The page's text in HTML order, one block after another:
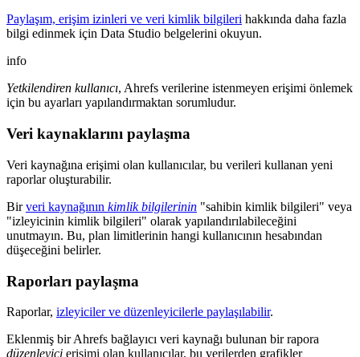
Paylaşım, erişim izinleri ve veri kimlik bilgileri hakkında daha fazla
bilgi edinmek için Data Studio belgelerini okuyun.
info
Yetkilendiren kullanıcı, Ahrefs verilerine istenmeyen erişimi önlemek
için bu ayarları yapılandırmaktan sorumludur.
Veri kaynaklarını paylaşma
Veri kaynağına erişimi olan kullanıcılar, bu verileri kullanan yeni
raporlar oluşturabilir.
Birveri kaynağının kimlik bilgilerinin "sahibin kimlik bilgileri" veya
"izleyicinin kimlik bilgileri" olarak yapılandırılabileceğini
unutmayın. Bu, plan limitlerinin hangi kullanıcının hesabından
düşeceğini belirler.
Raporları paylaşma
Raporlar, izleyiciler ve düzenleyicilerle paylaşılabilir.
Eklenmiş bir Ahrefs bağlayıcı veri kaynağı bulunan bir rapora
düzenleyici erişimi olan kullanıcılar, bu verilerden grafikler